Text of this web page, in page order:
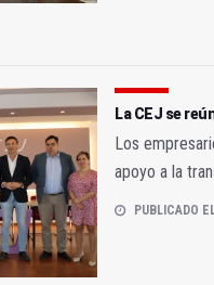
La CEJ se
Los
apoyo a la
PUBLICADO